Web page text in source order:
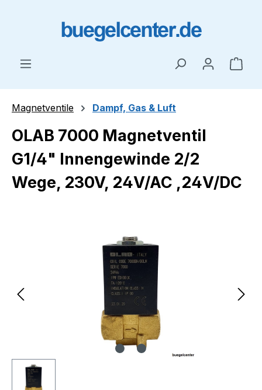
Magnetventile Dampf, Gas & Luft
OLAB 7000 Magnetventil
G1/4" Innengewinde 2/2
Wege, 230V, 24V/AC ,24V/DC
Bildergalerie überspringen